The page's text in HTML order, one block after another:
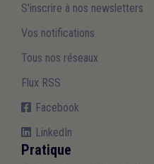
S'inscrire à nos newsletters
Vos notifications
Tous nos réseaux
Flux RSS
Facebook
LinkedIn
Pratique